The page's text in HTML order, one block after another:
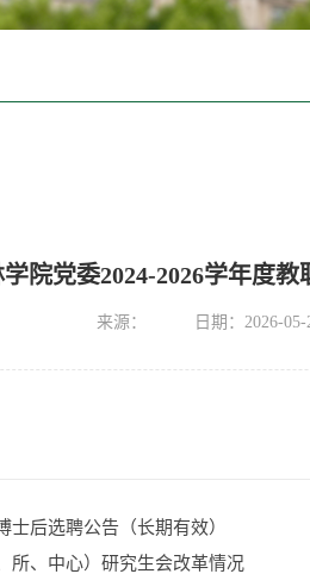
学院党委2024-2026学年度
来源： 日期：2026-05-
后选聘公告（长期有效）
所、中心）研究生会改革情况